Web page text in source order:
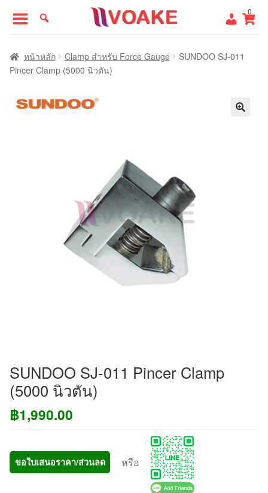
to
navigation
to
content
0
หน้าแรก
หน้าหลัก Clamp สำหรับ Force Gauge
SUNDOO SJ-011
Pincer Clamp (5000 นิวตัน)
SUNDOO SJ-011 Pincer Clamp
(5000 นิวตัน)
฿1,990.00
ขอใบเสนอราคา/ส่วนลด หรือ